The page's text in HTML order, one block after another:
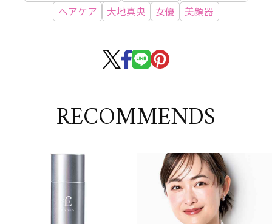
ヘアケア
大地真央 女優 美顔器
RECOMMENDS